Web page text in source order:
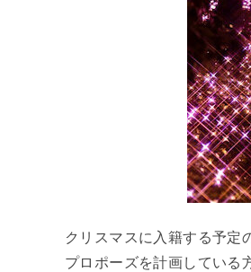
クリスマスに入籍する予定
プロポーズを計画している